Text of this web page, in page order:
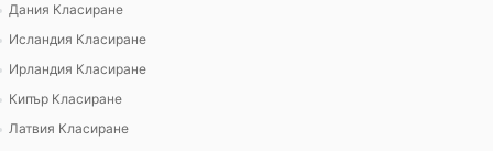
Дания Класиране
Исландия Класиране
Ирландия Класиране
Кипър Класиране
Латвия Класиране